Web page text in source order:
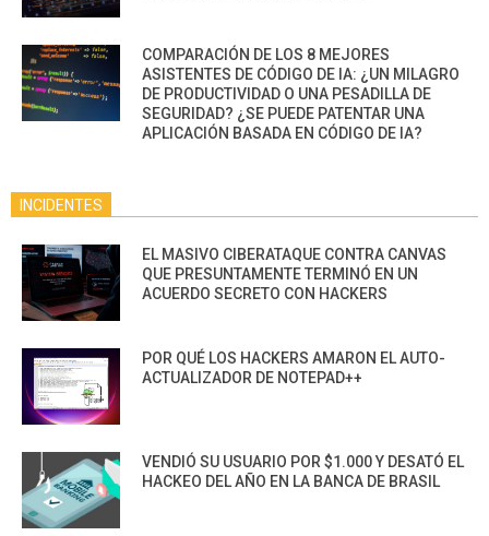
COMPARACIÓN DE LOS 8 MEJORES
ASISTENTES DE CÓDIGO DE IA: ¿UN MILAGRO
DE PRODUCTIVIDAD O UNA PESADILLA DE
SEGURIDAD? ¿SE PUEDE PATENTAR UNA
APLICACIÓN BASADA EN CÓDIGO DE IA?
INCIDENTES
EL MASIVO CIBERATAQUE CONTRA CANVAS
QUE PRESUNTAMENTE TERMINÓ EN UN
ACUERDO SECRETO CON HACKERS
POR QUÉ LOS HACKERS AMARON EL AUTO-
ACTUALIZADOR DE NOTEPAD++
VENDIÓ SU USUARIO POR $1.000 Y DESATÓ EL
HACKEO DEL AÑO EN LA BANCA DE BRASIL